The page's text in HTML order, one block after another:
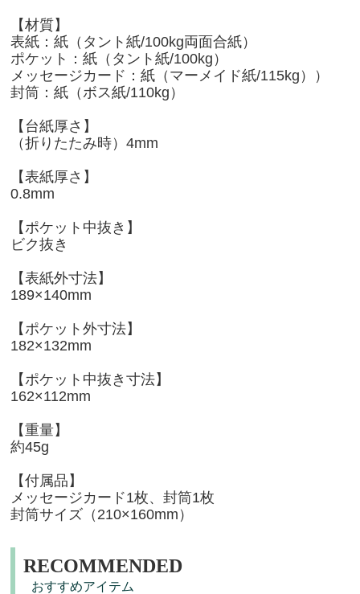
【材質】
表紙：紙（タント紙/100kg両面合紙）
ポケット：紙（タント紙/100kg）
メッセージカード：紙（マーメイド紙/115kg））
封筒：紙（ボス紙/110kg）
【台紙厚さ】
（折りたたみ時）4mm
【表紙厚さ】
0.8mm
【ポケット中抜き】
ビク抜き
【表紙外寸法】
189×140mm
【ポケット外寸法】
182×132mm
【ポケット中抜き寸法】
162×112mm
【重量】
約45g
【付属品】
メッセージカード1枚、封筒1枚
封筒サイズ（210×160mm）
RECOMMENDED
おすすめアイテム